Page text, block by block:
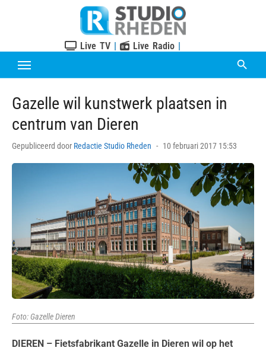
Live TV | Live Radio |
Gazelle wil kunstwerk plaatsen in
centrum van Dieren
Gepubliceerd door Redactie Studio Rheden
Posted
10 februari 2017 15:53
Foto: Gazelle Dieren
DIEREN – Fietsfabrikant Gazelle in Dieren wil op het